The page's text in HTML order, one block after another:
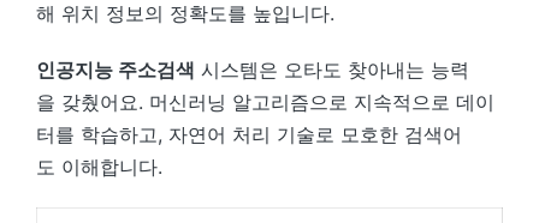
해 위치 정보의 정확도를 높입니다.
인공지능 주소검색 시스템은 오타도 찾아내는 능력
을 갖췄어요. 머신러닝 알고리즘으로 지속적으로 데이
터를 학습하고, 자연어 처리 기술로 모호한 검색어
도 이해합니다.